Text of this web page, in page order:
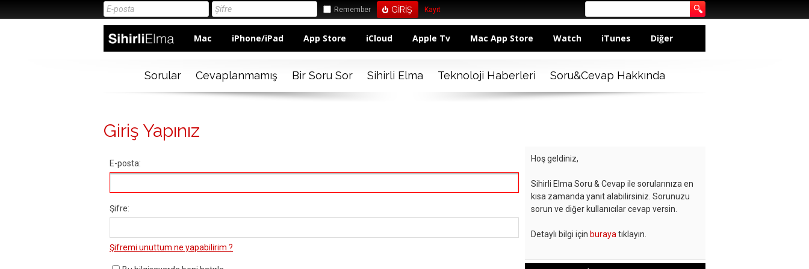
Remember Kayıt
Mac iPhone/iPad App Store iCloud Apple Tv Mac App Store Watch iTunes Diğer
Sorular Cevaplanmamış Bir Soru Sor Sihirli Elma Teknoloji Haberleri Soru&Cevap Hakkında
Giriş Yapınız
E-posta:
Şifre:
Şifremi unuttum ne yapabilirim ?
Hoş geldiniz,
Sihirli Elma Soru & Cevap ile sorularınıza en
kısa zamanda yanıt alabilirsiniz. Sorunuzu
sorun ve diğer kullanıcılar cevap versin.
Detaylı bilgi için buraya tıklayın.